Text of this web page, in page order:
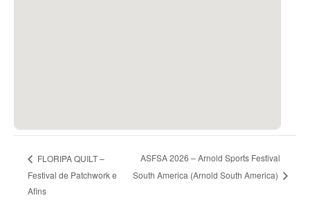
FLORIPA QUILT –
Festival de Patchwork e
Afins
ASFSA 2026 – Arnold Sports Festival
South America (Arnold South America)